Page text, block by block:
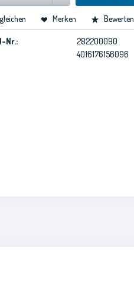
Merken Bewerten
Nr.:
282200090
4016176156096